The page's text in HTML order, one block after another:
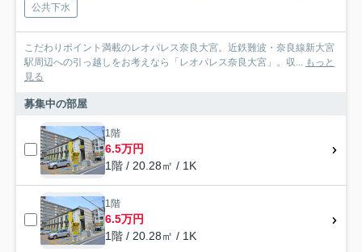
公共下水
こだわりポイント満載のレオパレス奈良大宮。近鉄難波・奈良線新大宮
駅周辺への引っ越しをお考えなら「レオパレス奈良大宮」。収...
もっと
見る
募集中の部屋
1階
6.5万円
1階 / 20.28㎡ / 1K
1階
6.5万円
1階 / 20.28㎡ / 1K